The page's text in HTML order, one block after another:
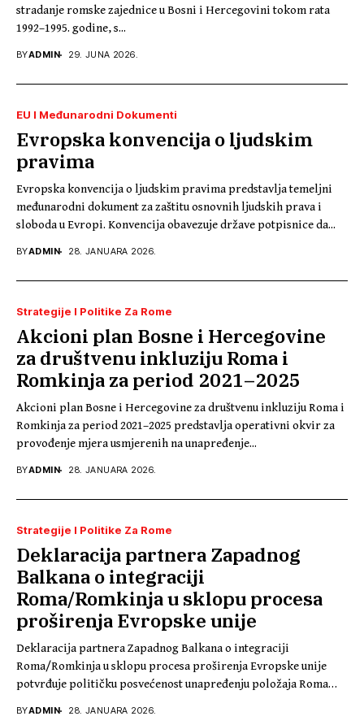
stradanje romske zajednice u Bosni i Hercegovini tokom rata
1992–1995. godine, s...
BYADMIN 29. JUNA 2026.
EU I Međunarodni Dokumenti
Evropska konvencija o ljudskim
pravima
Evropska konvencija o ljudskim pravima predstavlja temeljni
međunarodni dokument za zaštitu osnovnih ljudskih prava i
sloboda u Evropi. Konvencija obavezuje države potpisnice da...
BYADMIN 28. JANUARA 2026.
Strategije I Politike Za Rome
Akcioni plan Bosne i Hercegovine
za društvenu inkluziju Roma i
Romkinja za period 2021–2025
Akcioni plan Bosne i Hercegovine za društvenu inkluziju Roma i
Romkinja za period 2021–2025 predstavlja operativni okvir za
provođenje mjera usmjerenih na unapređenje...
BYADMIN 28. JANUARA 2026.
Strategije I Politike Za Rome
Deklaracija partnera Zapadnog
Balkana o integraciji
Roma/Romkinja u sklopu procesa
proširenja Evropske unije
Deklaracija partnera Zapadnog Balkana o integraciji
Roma/Romkinja u sklopu procesa proširenja Evropske unije
potvrđuje političku posvećenost unapređenju položaja Roma
BYADMIN 28. JANUARA 2026.